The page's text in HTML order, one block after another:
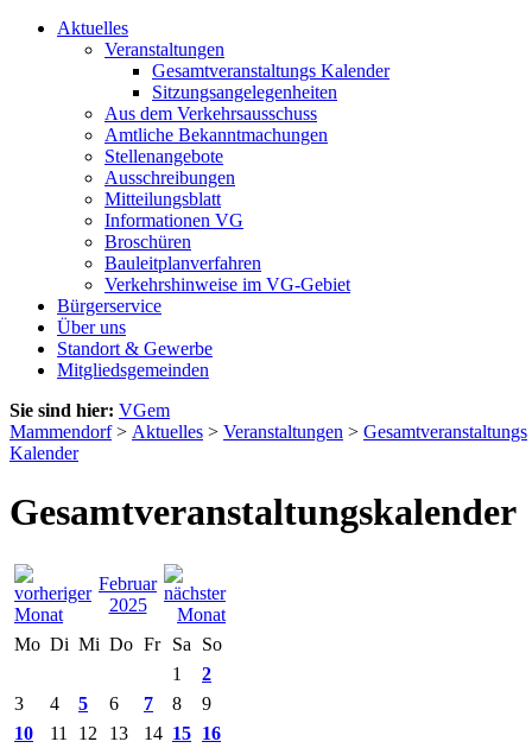
Aktuelles
Veranstaltungen
Gesamtveranstaltungs Kalender
Sitzungsangelegenheiten
Aus dem Verkehrsausschuss
Amtliche Bekanntmachungen
Stellenangebote
Ausschreibungen
Mitteilungsblatt
Informationen VG
Broschüren
Bauleitplanverfahren
Verkehrshinweise im VG-Gebiet
Bürgerservice
Über uns
Standort & Gewerbe
Mitgliedsgemeinden
Sie sind hier: VGem
Mammendorf> Aktuelles > Veranstaltungen > Gesamtveranstaltungs
Kalender
Gesamtveranstaltungskalender
Februar
2025
Mo Di Mi Do Fr Sa
So
1
2
3
4 5 6 7 8
9
10
11 12 13 14 15 16